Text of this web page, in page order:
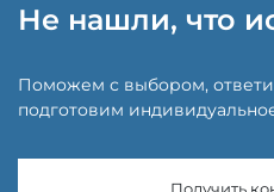
Не нашли, что
Поможем с выбором,
подготовим
Получить